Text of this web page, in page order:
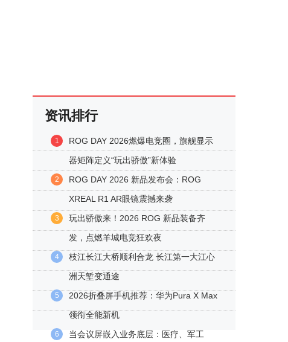
资讯排行
1
ROG DAY 2026燃爆电竞圈，旗舰显示
器矩阵定义“玩出骄傲”新体验
2
ROG DAY 2026 新品发布会：ROG
XREAL R1 AR眼镜震撼来袭
3
玩出骄傲来！2026 ROG 新品装备齐
发，点燃羊城电竞狂欢夜
4
枝江长江大桥顺利合龙 长江第一大江心
洲天堑变通途
5
2026折叠屏手机推荐：华为Pura X Max
领衔全能新机
6
当会议屏嵌入业务底层：医疗、军工